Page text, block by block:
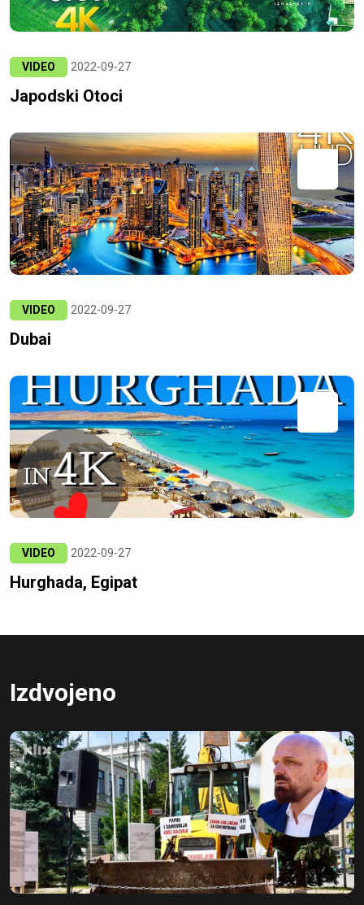
VIDEO 2022-09-27
Japodski Otoci
VIDEO 2022-09-27
Dubai
VIDEO 2022-09-27
Hurghada, Egipat
Izdvojeno